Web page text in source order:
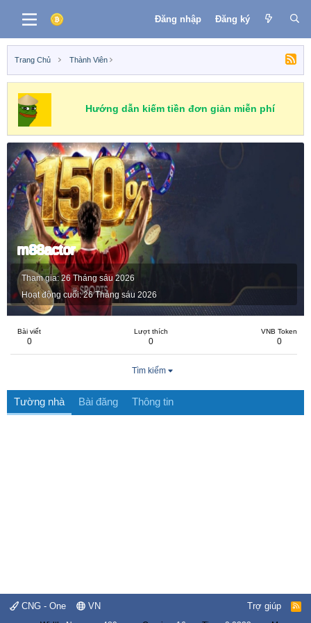
Đăng nhập Đăng ký
Trang Chủ Thành Viên
Hướng dẫn kiếm tiền đơn giản miễn phí
m88actor
Tham gia 26 Tháng sáu 2026
Hoạt động cuối 26 Tháng sáu 2026
Bài viết
0
Lượt thích
0
VNB Token
0
Tìm kiếm
Tường nhà Bài đăng Thông tin
CNG - One VN Trợ giúp
R